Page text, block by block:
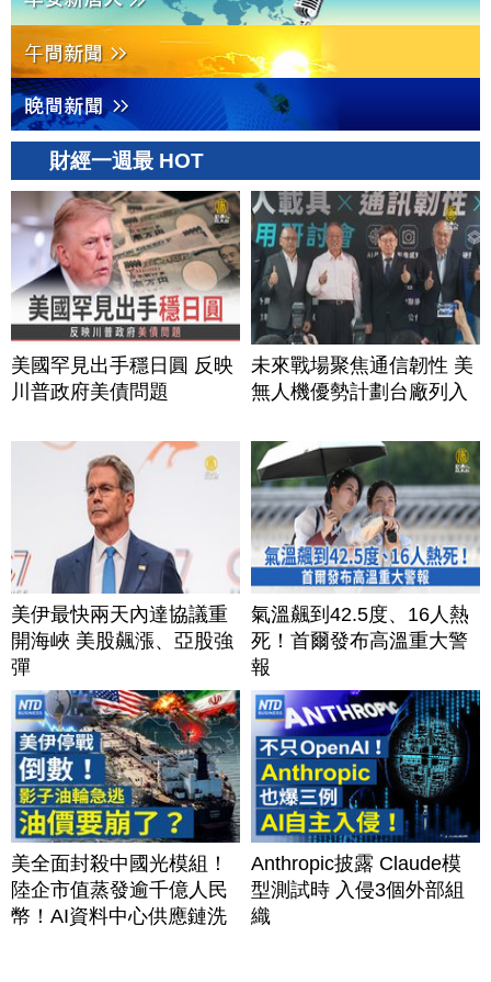
財經一週最 HOT
美國罕見出手穩日圓 反映
川普政府美債問題
未來戰場聚焦通信韌性 美
無人機優勢計劃台廠列入
美伊最快兩天內達協議重
開海峽 美股飆漲、亞股強
彈
氣溫飆到42.5度、16人熱
死！首爾發布高溫重大警
報
美全面封殺中國光模組！
陸企市值蒸發逾千億人民
幣！AI資料中心供應鏈洗
Anthropic披露 Claude模
型測試時 入侵3個外部組
織